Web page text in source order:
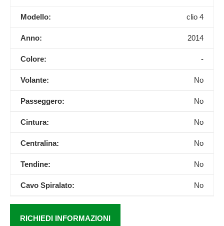
Modello: clio 4
Anno: 2014
Colore: -
Volante: No
Passeggero: No
Cintura: No
Centralina: No
Tendine: No
Cavo Spiralato: No
RICHIEDI INFORMAZIONI